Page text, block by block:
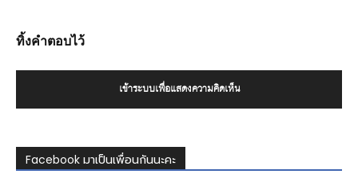
ทิ้งคำตอบไว้
เข้าระบบเพื่อแสดงความคิดเห็น
Facebook มาเป็นเพื่อนกันนะคะ